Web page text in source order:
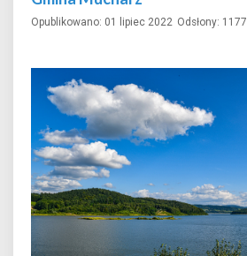
Opublikowano: 01 lipiec 2022 Odsłony: 1177